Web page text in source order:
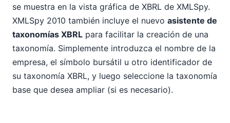
se muestra en la vista gráfica de XBRL de XMLSpy.
XMLSpy 2010 también incluye el nuevo asistente de
taxonomías XBRL para facilitar la creación de una
taxonomía. Simplemente introduzca el nombre de la
empresa, el símbolo bursátil u otro identificador de
su taxonomía XBRL, y luego seleccione la taxonomía
base que desea ampliar (si es necesario).